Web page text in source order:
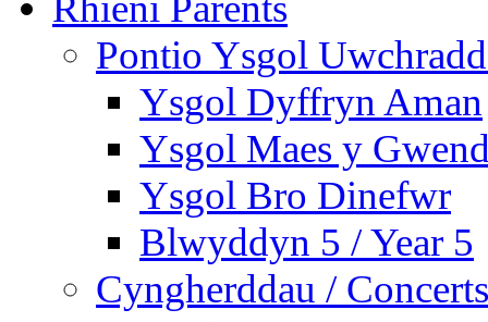
Pontio Ysgol
Ysgol Dyffryn Aman
Ysgol Maes y
Ysgol Bro Dinefwr
Blwyddyn 5 / Year 5
Cyngherddau / Concerts